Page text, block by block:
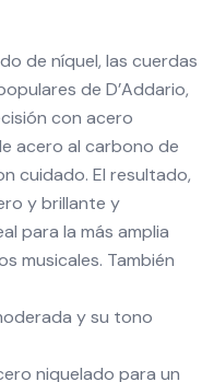
de níquel, las cuerdas
de D’Addario,
con acero
acero al carbono de
cuidado. El resultado,
y brillante y
para la más amplia
musicales. También
y su tono
niquelado para un